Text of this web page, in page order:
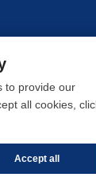
Xiamen Yirong
to provide our
all cookies,
Accept all